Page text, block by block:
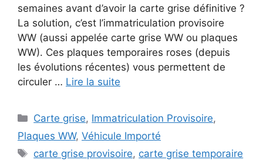
semaines avant d’avoir la carte grise définitive ?
La solution, c’est l’immatriculation provisoire
WW (aussi appelée carte grise WW ou plaques
WW). Ces plaques temporaires roses (depuis
les évolutions récentes) vous permettent de
circuler … Lire la suite
Catégories
Carte grise, Immatriculation Provisoire,
Plaques WW, Véhicule Importé
Étiquettes
carte grise provisoire, carte grise temporaire